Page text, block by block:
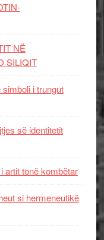
NË
SILIQIT
i trungut
së identitetit
artit tonë kombëtar
si hermeneutikë